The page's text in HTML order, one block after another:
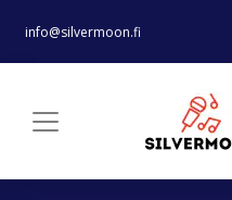
info@silvermoon.fi